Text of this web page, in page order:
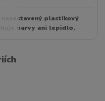
nesestavený plastikový
barvy ani lepidlo.